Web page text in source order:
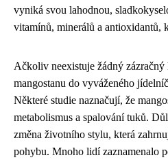
vyniká svou lahodnou,
vitamínů, minerálů a antioxidantů,
Ačkoliv neexistuje žádný zázračný
mangostanu do vyváženého
Některé studie naznačují, že
metabolismus a spalování tuků.
změna životního stylu, která
pohybu. Mnoho lidí zaznamenalo